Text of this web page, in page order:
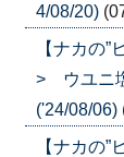
4/08/20)
【ナカの
> ウユニ
('24/08/06)
【ナカの